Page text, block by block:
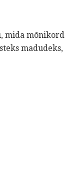
mida mõnikord
madudeks,